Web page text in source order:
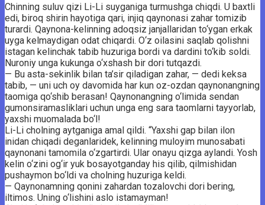
Chinning suluv qizi Li-Li suyganiga turmushga chiqdi. U baxtli
edi, biroq shirin hayotiga qari, injiq qaynonasi zahar tomizib
turardi. Qaynona-kelinning adoqsiz janjallaridan to‘ygan erkak
uyga kelmaydigan odat chiqardi. O‘z oilasini saqlab qolishni
istagan kelinchak tabib huzuriga bordi va dardini to‘kib soldi.
Nuroniy unga kukunga o‘xshash bir dori tutqazdi.
— Bu asta-sekinlik bilan ta’sir qiladigan zahar, — dedi keksa
tabib, — uni uch oy davomida har kun oz-ozdan qaynonangning
taomiga qo‘shib berasan! Qaynonangning o‘limida sendan
gumonsiramasliklari uchun unga eng sara taomlarni tayyorlab,
yaxshi muomalada bo‘l!
Li-Li cholning aytganiga amal qildi. “Yaxshi gap bilan ilon
inidan chiqadi deganlaridek, kelinning muloyim munosabati
qaynonani tamomila o‘zgartirdi. Ular onayu qizga aylandi. Yosh
kelin o‘zini og‘ir yuk bosayotganday his qilib, qilmishidan
pushaymon bo‘ldi va cholning huzuriga keldi.
— Qaynonamning qonini zahardan tozalovchi dori bering,
iltimos. Uning o‘lishini aslo istamayman!